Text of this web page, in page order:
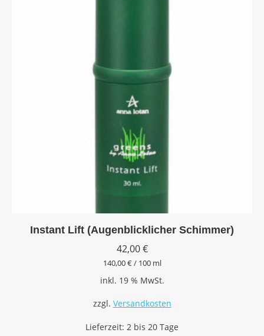
Instant Lift (Augenblicklicher Schimmer)
42,00€
140,00€/ 100 ml
inkl. 19 % MwSt.
zzgl. Versandkosten
Lieferzeit: 2 bis 20 Tage